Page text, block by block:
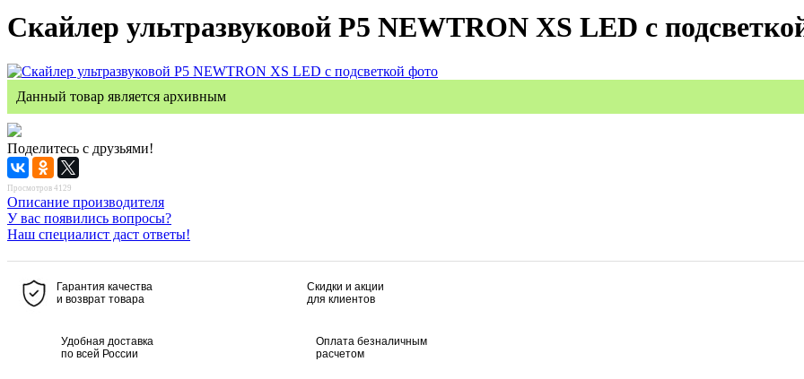
Скайлер ультразвуковой P5 NEWTRON XS LED с
Данный товар является архивным
Поделитесь с друзьями!
Просмотров 4129
Описание производителя
У вас появились вопросы?
Наш специалист даст ответы!
Гарантия качества
и возврат товара
Скидки и акции
для клиентов
Удобная доставка
по всей России
Оплата безналичным
расчетом